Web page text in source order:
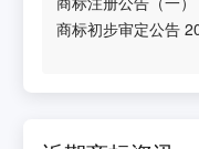
商标初步审定公告